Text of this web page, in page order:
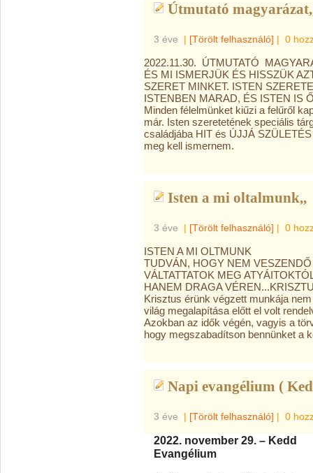
Útmutató
3 éve | [Törölt felhasználó] | 0
2022.11.30. ÚTMUTATÓ
ÉS MI ISMERJÜK ÉS HISSZÜK
SZERET MINKET. ISTEN
ISTENBEN MARAD, ÉS ISTEN IS
Minden félelmünket kiűzi a felűről
már. Isten szeretetének speciális
családjába HIT és ÚJJÁ
meg kell ismernem.
Isten a mi oltalmunk,,
3 éve | [Törölt felhasználó] | 0
ISTEN A MI OLTMUNK
TUDVÁN, HOGY NEM
VÁLTATTATOK MEG
HANEM DRAGA
Krisztus érünk végzett munkája
világ megalapítása előtt el volt
Azokban az idők végén, vagyis a
hogy megszabadítson bennünket a
Napi evangélium (
3 éve | [Törölt felhasználó] | 0
2022. november 29. – Kedd
Evangélium